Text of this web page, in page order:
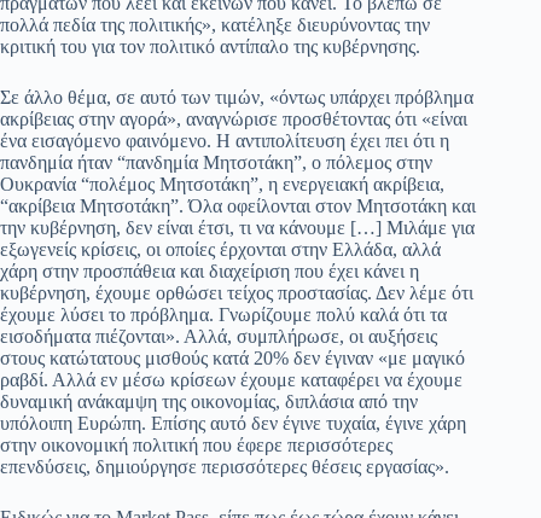
πολλά πεδία της πολιτικής», κατέληξε διευρύνοντας την
κριτική του για τον πολιτικό αντίπαλο της κυβέρνησης.
Σε άλλο θέμα, σε αυτό των τιμών, «όντως υπάρχει πρόβλημα
ακρίβειας στην αγορά», αναγνώρισε προσθέτοντας ότι «είναι
ένα εισαγόμενο φαινόμενο. Η αντιπολίτευση έχει πει ότι η
πανδημία ήταν “πανδημία Μητσοτάκη”, ο πόλεμος στην
Ουκρανία “πολέμος Μητσοτάκη”, η ενεργειακή ακρίβεια,
“ακρίβεια Μητσοτάκη”. Όλα οφείλονται στον Μητσοτάκη και
την κυβέρνηση, δεν είναι έτσι, τι να κάνουμε […] Μιλάμε για
εξωγενείς κρίσεις, οι οποίες έρχονται στην Ελλάδα, αλλά
χάρη στην προσπάθεια και διαχείριση που έχει κάνει η
κυβέρνηση, έχουμε ορθώσει τείχος προστασίας. Δεν λέμε ότι
έχουμε λύσει το πρόβλημα. Γνωρίζουμε πολύ καλά ότι τα
εισοδήματα πιέζονται». Αλλά, συμπλήρωσε, οι αυξήσεις
στους κατώτατους μισθούς κατά 20% δεν έγιναν «με μαγικό
ραβδί. Αλλά εν μέσω κρίσεων έχουμε καταφέρει να έχουμε
δυναμική ανάκαμψη της οικονομίας, διπλάσια από την
υπόλοιπη Ευρώπη. Επίσης αυτό δεν έγινε τυχαία, έγινε χάρη
στην οικονομική πολιτική που έφερε περισσότερες
επενδύσεις, δημιούργησε περισσότερες θέσεις εργασίας».